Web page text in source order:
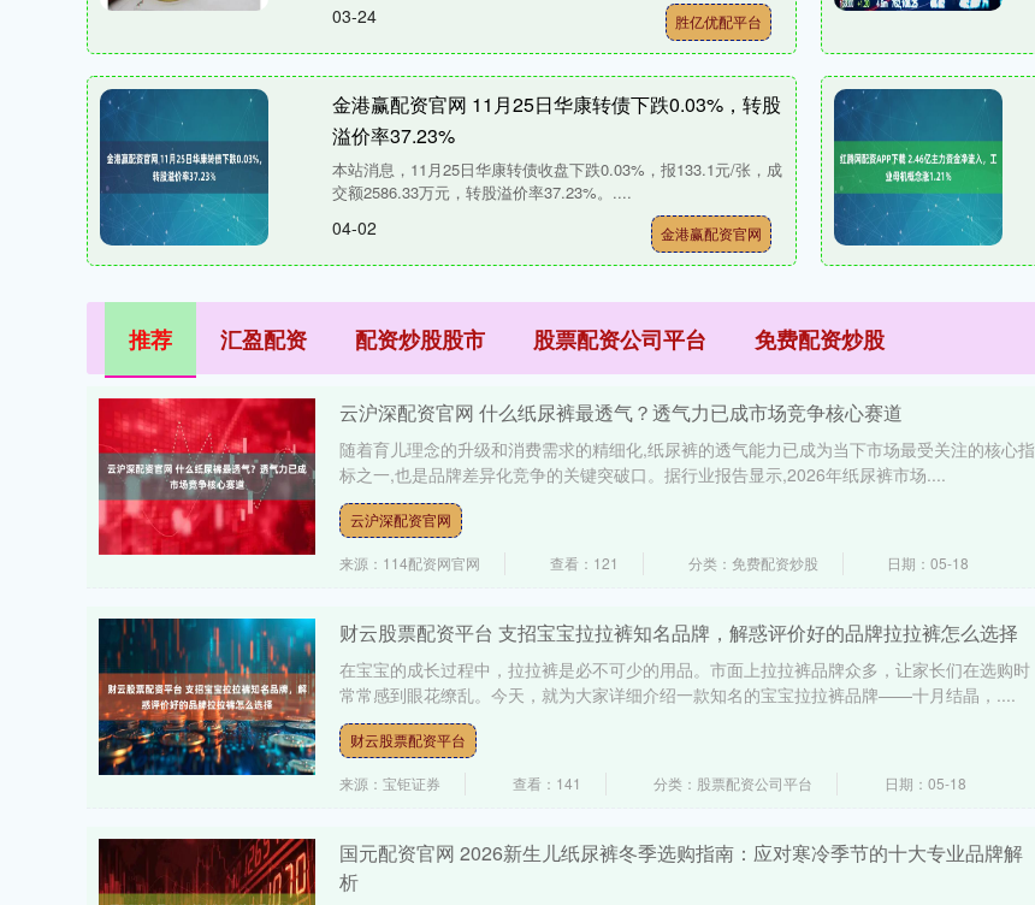
03-24 胜亿优配平台
金港赢配资官网 11月25日华康转债下跌0.03%，转股
溢价率37.23%
本站消息，11月25日华康转债收盘下跌0.03%，报133.1元/张，成
交额2586.33万元，转股溢价率37.23%。....
04-02 金港赢配资官网
推荐 汇盈配资 配资炒股股市 股票配资公司平台 免费配资炒股
云沪深配资官网 什么纸尿裤最透气？透气力已成市场竞争核心赛道
随着育儿理念的升级和消费需求的精细化,纸尿裤的透气能力已成为当下市场最受关注的核心指
标之一,也是品牌差异化竞争的关键突破口。据行业报告显示,2026年纸尿裤市场....
云沪深配资官网
来源：114配资网官网 查看：121 分类：免费配资炒股 日期：05-18
财云股票配资平台 支招宝宝拉拉裤知名品牌，解惑评价好的品牌拉拉裤怎么选择
在宝宝的成长过程中，拉拉裤是必不可少的用品。市面上拉拉裤品牌众多，让家长们在选购时
常常感到眼花缭乱。今天，就为大家详细介绍一款知名的宝宝拉拉裤品牌——十月结晶，....
财云股票配资平台
来源：宝钜证券 查看：141 分类：股票配资公司平台 日期：05-18
国元配资官网 2026新生儿纸尿裤冬季选购指南：应对寒冷季节的十大专业品牌解
析